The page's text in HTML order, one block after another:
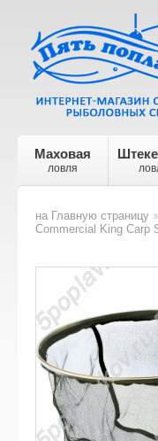
Маховая
ловля
на Главную страницу
Commercial King Carp